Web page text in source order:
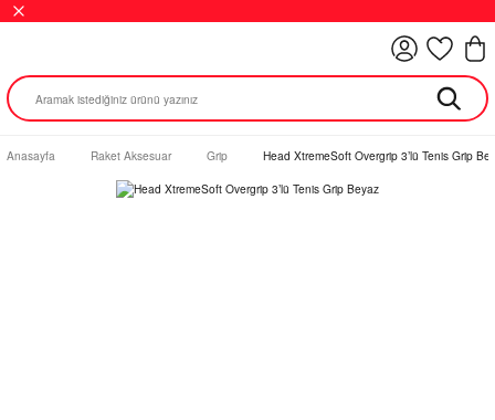
Anasayfa Raket Aksesuar Grip Head XtremeSoft Overgrip 3’lü Tenis Grip